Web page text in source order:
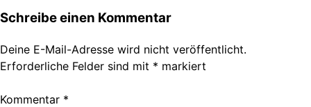
Schreibe einen Kommentar
Deine E-Mail-Adresse wird nicht veröffentlicht.
Erforderliche Felder sind mit * markiert
Kommentar *